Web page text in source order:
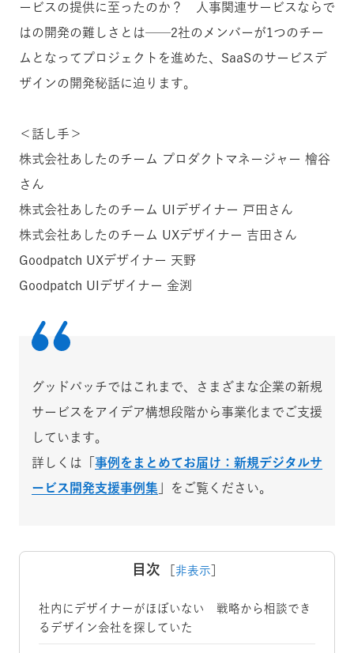
ービスの提供に至ったのか？ 人事関連サービスならで
はの開発の難しさとは──2社のメンバーが1つのチー
ムとなってプロジェクトを進めた、SaaSのサービスデ
ザインの開発秘話に迫ります。
＜話し手＞
株式会社あしたのチーム プロダクトマネージャー 檜谷
さん
株式会社あしたのチーム UIデザイナー 戸田さん
株式会社あしたのチーム UXデザイナー 吉田さん
Goodpatch UXデザイナー 天野
Goodpatch UIデザイナー 金渕
グッドパッチではこれまで、さまざまな企業の新規
サービスをアイデア構想段階から事業化までご支援
しています。
詳しくは「 事例をまとめてお届け：新規デジタルサ
ービス開発支援事例集 」をご覧ください。
目次 非表示
社内にデザイナーがほぼいない 戦略から相談でき
るデザイン会社を探していた